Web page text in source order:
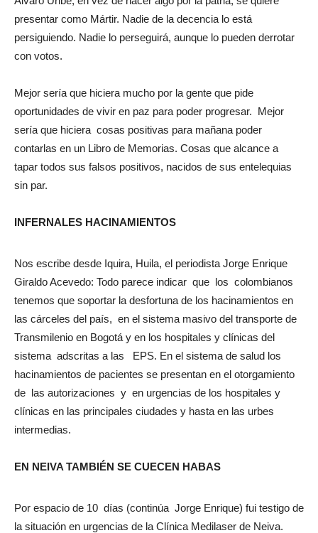
presentar como Mártir. Nadie de la decencia lo está
persiguiendo. Nadie lo perseguirá, aunque lo pueden derrotar
con votos.
Mejor sería que hiciera mucho por la gente que pide
oportunidades de vivir en paz para poder progresar. Mejor
sería que hiciera cosas positivas para mañana poder
contarlas en un Libro de Memorias. Cosas que alcance a
tapar todos sus falsos positivos, nacidos de sus entelequias
sin par.
INFERNALES HACINAMIENTOS
Nos escribe desde Iquira, Huila, el periodista Jorge Enrique
Giraldo Acevedo: Todo parece indicar que los colombianos
tenemos que soportar la desfortuna de los hacinamientos en
las cárceles del país, en el sistema masivo del transporte de
Transmilenio en Bogotá y en los hospitales y clínicas del
sistema adscritas a las EPS. En el sistema de salud los
hacinamientos de pacientes se presentan en el otorgamiento
de las autorizaciones y en urgencias de los hospitales y
clínicas en las principales ciudades y hasta en las urbes
intermedias.
EN NEIVA TAMBIÉN SE CUECEN HABAS
Por espacio de 10 días (continúa Jorge Enrique) fui testigo de
la situación en urgencias de la Clínica Medilaser de Neiva.